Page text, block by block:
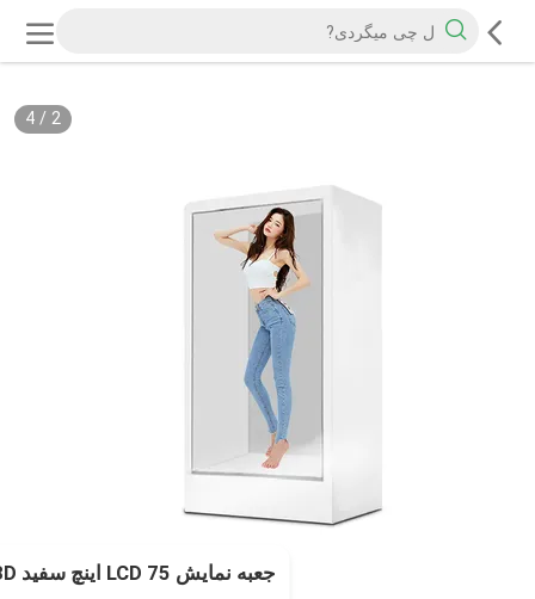
2
/
4
جعبه نمايش LCD 75 اينچ سفيد 3D تعاملي هولوگرافي